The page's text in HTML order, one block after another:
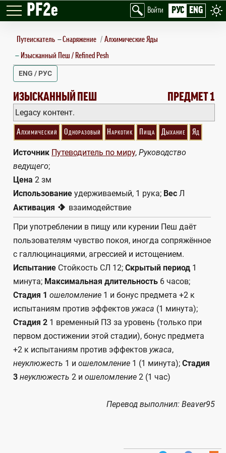
PF2e Войти РУС ENG
Путеискатель —Снаряжение
Алхимические Яды
Изысканный Пеш / Refined Pesh
ENG / РУС
ИЗЫСКАННЫЙ ПЕШ
REFINED PESH ПРЕДМЕТ 1
Legacy контент.
Алхимический Одноразовый Наркотик Пища Дыхание Яд
Источник Путеводитель по миру, Руководство
ведущего;
Цена 2 зм
Использование удерживаемый, 1 рука; Вес Л
Активация 1 взаимодействие
При употреблении в пищу или курении Пеш даёт
пользователям чувство покоя, иногда сопряжённое
с галлюцинациями, агрессией и истощением.
Испытание Стойкость СЛ 12; Скрытый период 1
минута; Максимальная длительность 6 часов;
Стадия 1 ошеломление 1 и бонус предмета +2 к
испытаниям против эффектов ужаса (1 минута);
Стадия 2 1 временный ПЗ за уровень (только при
первом достижении этой стадии), бонус предмета
+2 к испытаниям против эффектов ужаса,
неуклюжесть 1 и ошеломление 1 (1 минута); Стадия
3 неуклюжесть 2 и ошеломление 2 (1 час)
Перевод выполнил: Beaver95